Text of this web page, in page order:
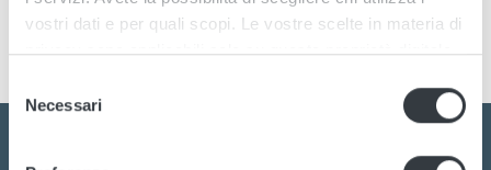
vostri dati e per quali scopi. Le vostre scelte in materia di
privacy sono applicabili solo su questa proprietà digitale
modificare o revocare il proprio consenso in qualsiasi
momento dalla Dichiarazione sui cookie o facendo clic
delNecessari
preprogrammed ready to use -just plug n’ play.